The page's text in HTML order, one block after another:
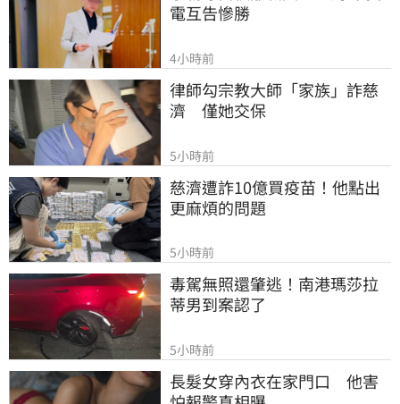
電互告慘勝
4小時前
律師勾宗教大師「家族」詐慈
濟　僅她交保
5小時前
慈濟遭詐10億買疫苗！他點出
更麻煩的問題
5小時前
毒駕無照還肇逃！南港瑪莎拉
蒂男到案認了
5小時前
長髮女穿內衣在家門口　他害